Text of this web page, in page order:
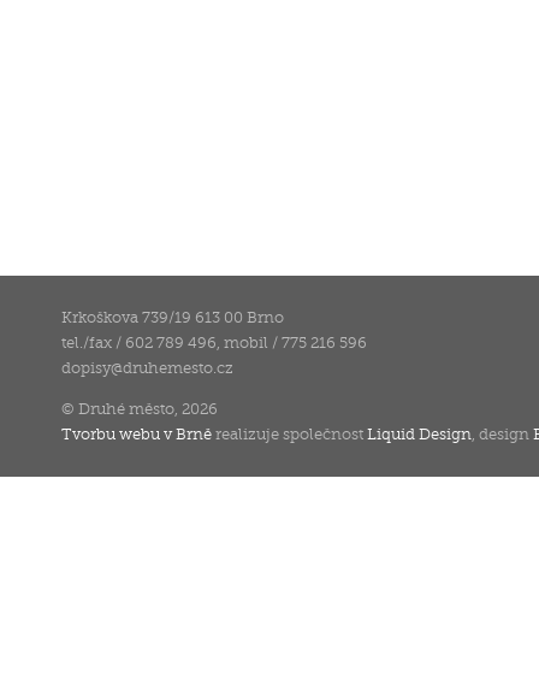
Krkoškova 739/19 613 00 Brno
tel./fax / 602 789 496, mobil / 775 216 596
dopisy@druhemesto.cz
© Druhé město, 2026
Tvorbu webu v Brně realizuje společnostLiquid Design , design